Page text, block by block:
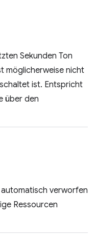
Sekunden Ton
möglicherweise nicht
ist. Entspricht
über den
verworfen
Ressourcen